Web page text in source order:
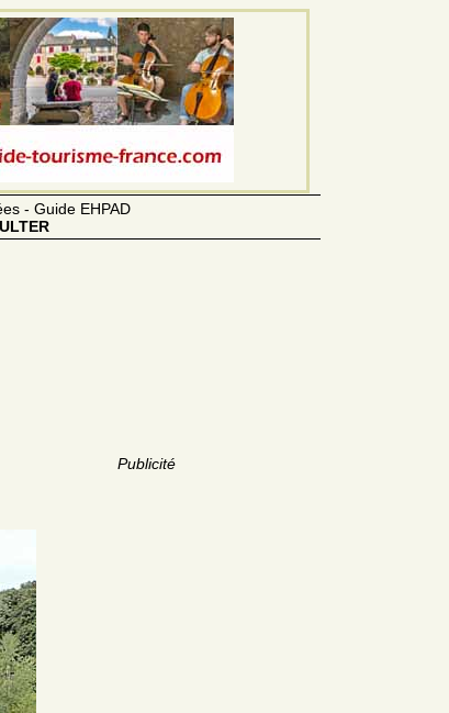
- Guide EHPAD
Publicité